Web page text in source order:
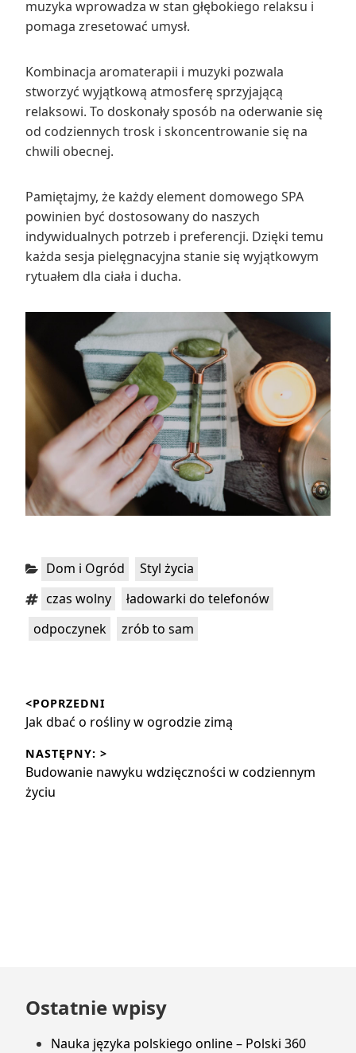
muzyka wprowadza w stan głębokiego relaksu i
pomaga zresetować umysł.
Kombinacja aromaterapii i muzyki pozwala
stworzyć wyjątkową atmosferę sprzyjającą
relaksowi. To doskonały sposób na oderwanie się
od codziennych trosk i skoncentrowanie się na
chwili obecnej.
Pamiętajmy, że każdy element domowego SPA
powinien być dostosowany do naszych
indywidualnych potrzeb i preferencji. Dzięki temu
każda sesja pielęgnacyjna stanie się wyjątkowym
rytuałem dla ciała i ducha.
Kategorie:
Dom i Ogród
Styl życia
Tagi:czas wolny ładowarki do telefonów
odpoczynek zrób to sam
wpisu
<POPRZEDNI
Poprzedni
Jak dbać o rośliny w ogrodzie zimą
NASTĘPNY: >
Następny
wpis:
Budowanie nawyku wdzięczności w codziennym
życiu
Przejdź
stopki
Ostatnie wpisy
Nauka języka polskiego online – Polski 360